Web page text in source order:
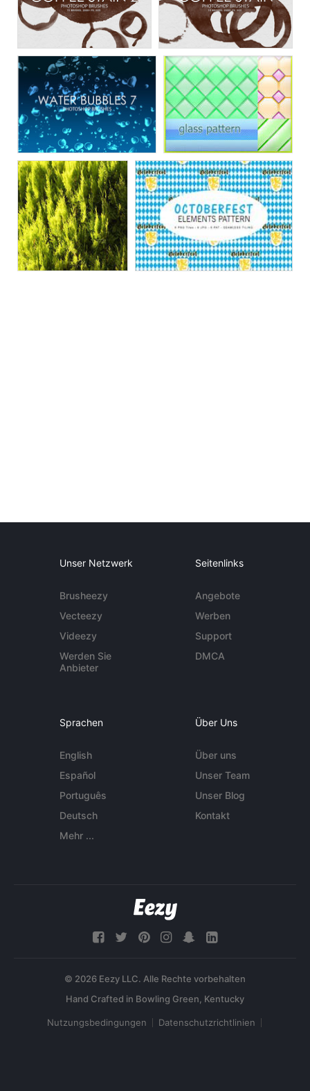
Unser Netzwerk
Brusheezy
Vecteezy
Videezy
Werden Sie
Anbieter
Seitenlinks
Angebote
Werben
Support
DMCA
Sprachen
English
Español
Português
Deutsch
Mehr ...
Über Uns
Über uns
Unser Team
Unser Blog
Kontakt
© 2026 Eezy LLC. Alle Rechte vorbehalten
Nutzungsbedingungen Datenschutzrichtlinien